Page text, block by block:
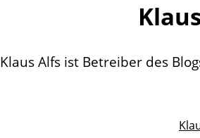
Klaus Alfs ist Betreiber des